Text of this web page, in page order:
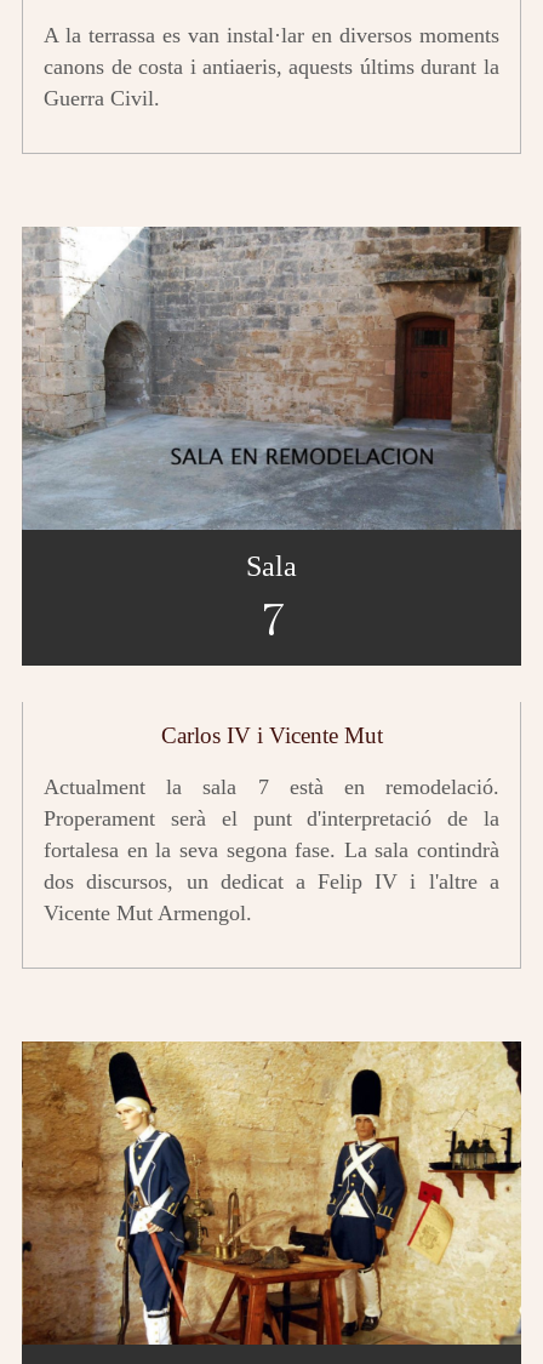
A la terrassa es van instal·lar en diversos moments
canons de costa i antiaeris, aquests últims durant la
Guerra Civil.
Sala
7
Carlos IV i Vicente Mut
Actualment la sala 7 està en remodelació.
Properament serà el punt d'interpretació de la
fortalesa en la seva segona fase. La sala contindrà
dos discursos, un dedicat a Felip IV i l'altre a
Vicente Mut Armengol.